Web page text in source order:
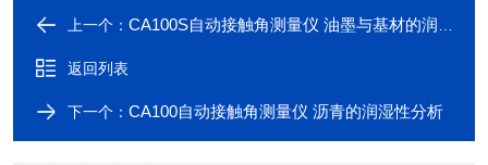
上一个： CA100S自动接触角测量仪 油墨与基材的润湿性测量
返回列表
下一个： CA100自动接触角测量仪 沥青的润湿性分析